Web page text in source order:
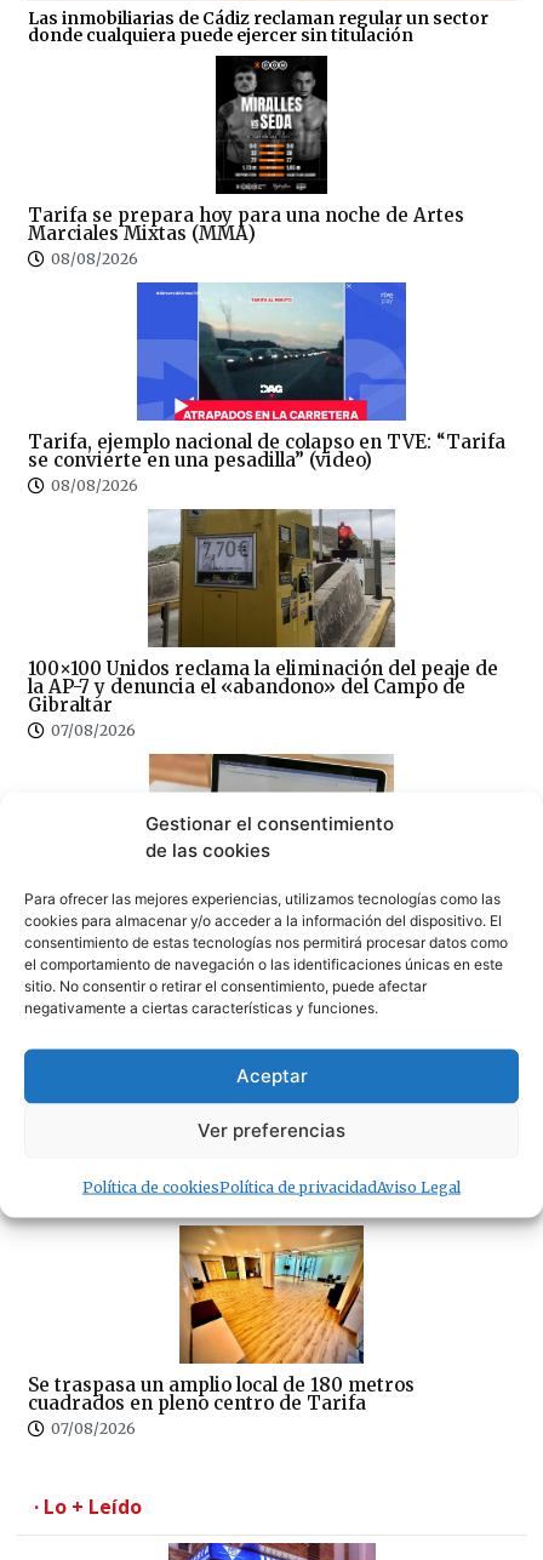
Gestionar el consentimiento
de las cookies
Para ofrecer las mejores experiencias, utilizamos tecnologías como las
cookies para almacenar y/o acceder a la información del dispositivo. El
consentimiento de estas tecnologías nos permitirá procesar datos como
el comportamiento de navegación o las identificaciones únicas en este
sitio. No consentir o retirar el consentimiento, puede afectar
negativamente a ciertas características y funciones.
Aceptar
Ver preferencias
Política de cookiesPolítica de privacidadAviso Legal
Las inmobiliarias de Cádiz reclaman regular un sector
donde cualquiera puede ejercer sin titulación
Tarifa se prepara hoy para una noche de Artes
Marciales Mixtas (MMA)
08/08/2026
Tarifa, ejemplo nacional de colapso en TVE: “Tarifa
se convierte en una pesadilla” (video)
08/08/2026
100×100 Unidos reclama la eliminación del peaje de
la AP-7 y denuncia el «abandono» del Campo de
Gibraltar
07/08/2026
Sin correos, sin Registro Civil y sin expedientes:
CSIF denuncia el colapso del Juzgado de Paz de
Tarifa
07/08/2026
debate del cangrejo azul llega a Tarifa
Se traspasa un amplio local de 180 metros
cuadrados en pleno centro de Tarifa
07/08/2026
· Lo + Leído